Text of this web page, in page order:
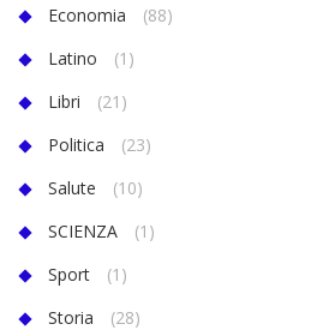
Economia
(88)
Latino
(1)
Libri
(21)
Politica
(23)
Salute
(10)
SCIENZA
(1)
Sport
(1)
Storia
(28)